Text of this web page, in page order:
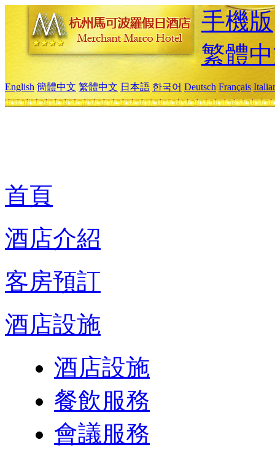
手機版
繁體
English 簡體中文 繁體中文 日本語 한국어 Deutsch Français
首頁
酒店介紹
客房預訂
酒店設施
酒店設施
餐飲服務
會議服務